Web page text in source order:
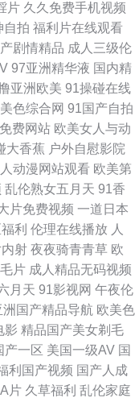
利不卡在线视频 亚洲综合
拍亚洲综合20p 日本免费
二区三区秘 综合网国产国
999 好看的电视剧推荐。
精品 99视频国产精品 污软
线看 激情在线视频91网站
综合入口 在线精品日 区
日本a∨无码 国产精品亚洲
色 正在播放亚洲一区 日
观看 飘花电影网午夜看看
片 久久免费手机视频
自拍 福利片在线观看
剧情精品 成人三级伦
97亚洲精华液 国内精
亚洲欧美 91操碰在线
色综合网 91国产自拍
费网站 欧美女人与动
大香蕉 户外自慰影院
动漫网站观看 欧美第
乱伦熟女五月天 91香
片免费视频 一道日本
利 伦理在线播放 人
射 夜夜骑青青草 欧
片 成人精品无码视频
月天 91影视网 午夜伦
洲国产精品导航 欧美色
影 精品国产美女剃毛
产一区 美国一级AV 国
利国产视频 国产人成
片 久草福利 乱伦家庭